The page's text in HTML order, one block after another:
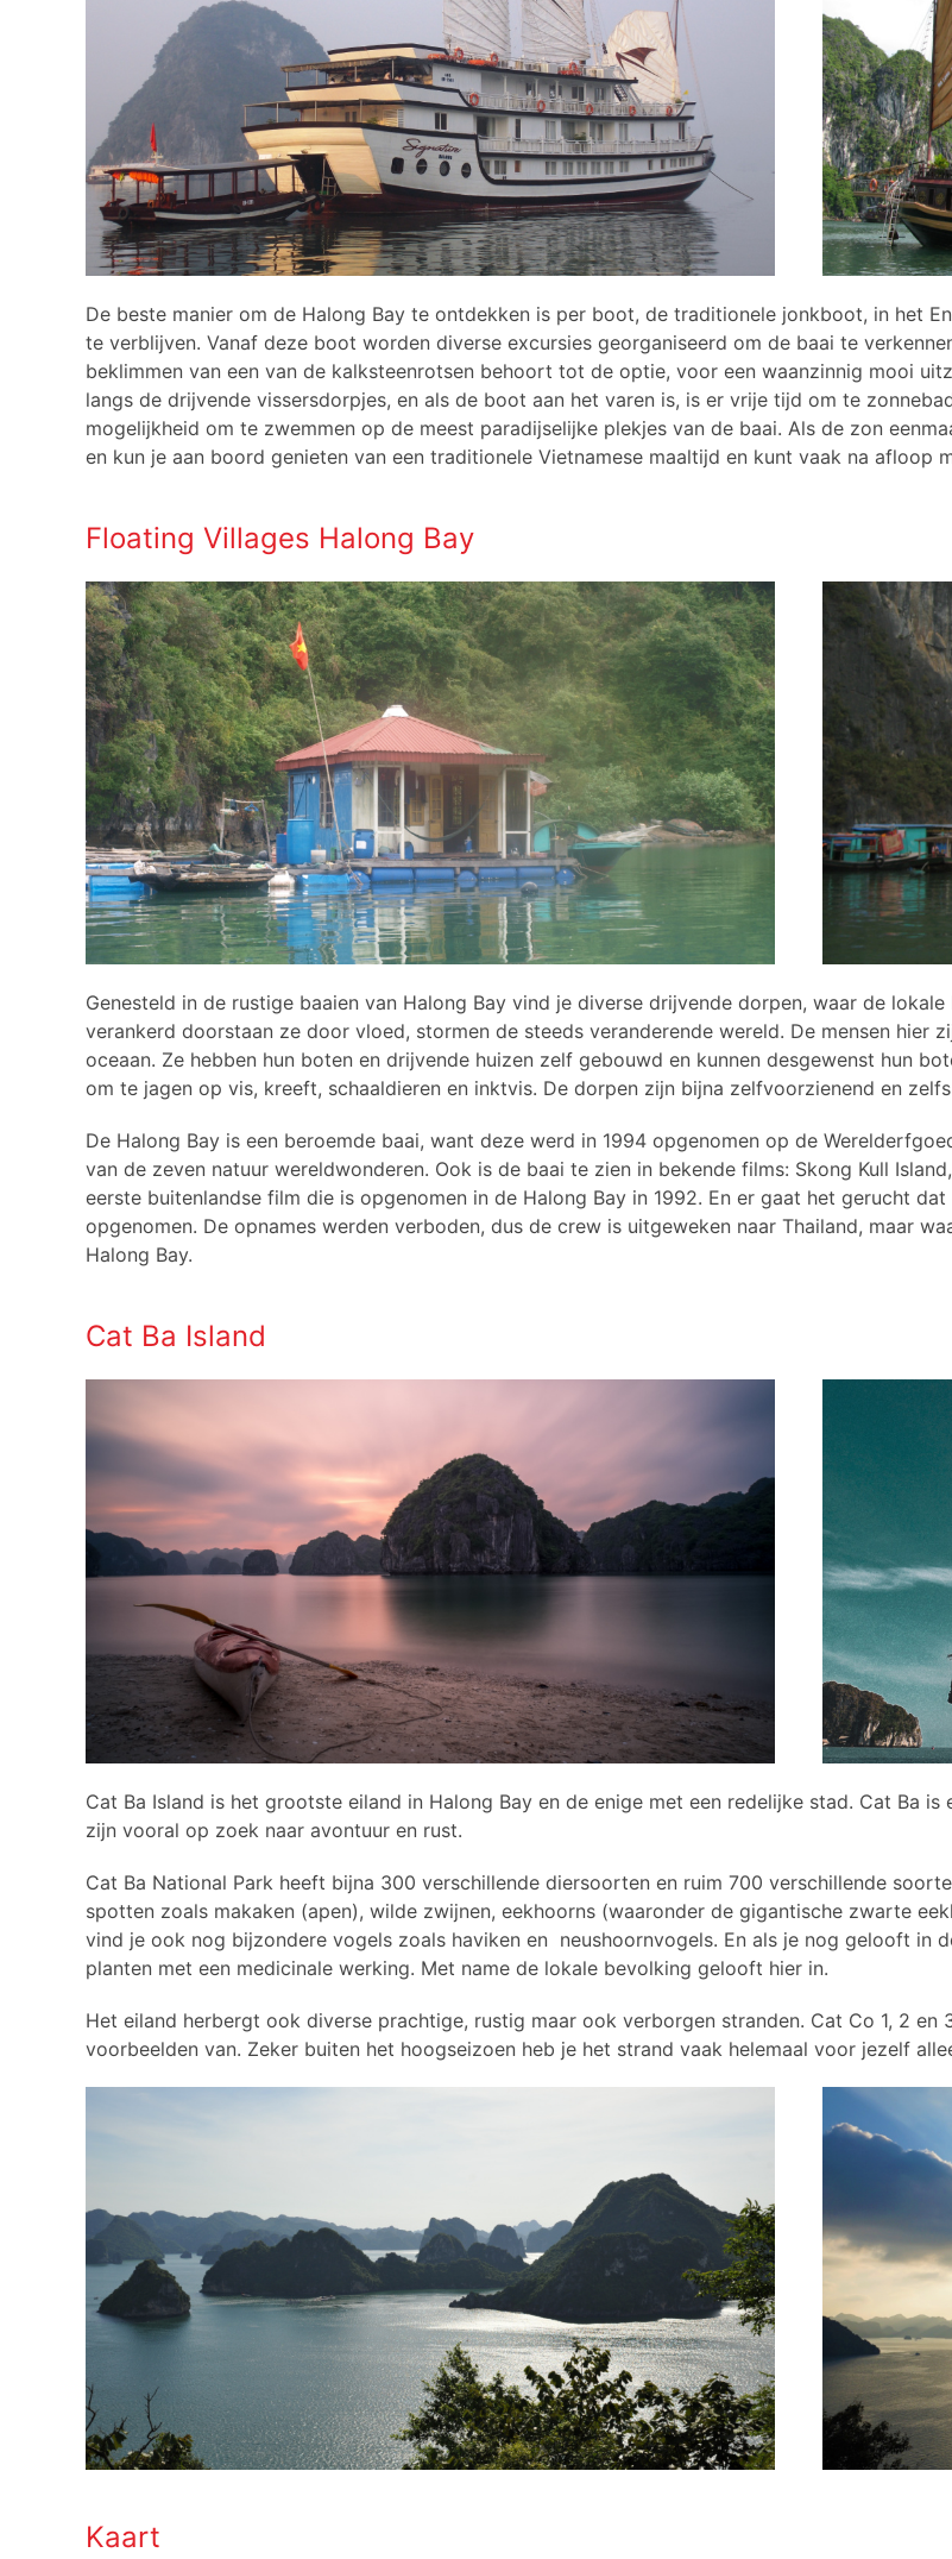
De beste manier om de Halong Bay te ontdekken is per boot, de traditionele jonkboot, in het
te verblijven. Vanaf deze boot worden diverse excursies georganiseerd om de baai te
beklimmen van een van de kalksteenrotsen behoort tot de optie, voor een waanzinnig mooi
langs de drijvende vissersdorpjes, en als de boot aan het varen is, is er vrije tijd om te
mogelijkheid om te zwemmen op de meest paradijselijke plekjes van de baai. Als de zon
en kun je aan boord genieten van een traditionele Vietnamese maaltijd en kunt vaak na afloop
Floating Villages Halong Bay
Genesteld in de rustige baaien van Halong Bay vind je diverse drijvende dorpen, waar de
verankerd doorstaan ​​ze door vloed, stormen de steeds veranderende wereld. De mensen hier
oceaan. Ze hebben hun boten en drijvende huizen zelf gebouwd en kunnen desgewenst hun
om te jagen op vis, kreeft, schaaldieren en inktvis. De dorpen zijn bijna zelfvoorzienend en
De Halong Bay is een beroemde baai, want deze werd in 1994 opgenomen op de
van de zeven natuur wereldwonderen. Ook is de baai te zien in bekende films: Skong Kull
eerste buitenlandse film die is opgenomen in de Halong Bay in 1992. En er gaat het gerucht
opgenomen. De opnames werden verboden, dus de crew is uitgeweken naar Thailand, maar
Halong Bay.
Cat Ba Island
Cat Ba Island is het grootste eiland in Halong Bay en de enige met een redelijke stad. Cat Ba
zijn vooral op zoek naar avontuur en rust.
Cat Ba National Park heeft bijna 300 verschillende diersoorten en ruim 700 verschillende
spotten zoals makaken (apen), wilde zwijnen, eekhoorns (waaronder de gigantische zwarte
vind je ook nog bijzondere vogels zoals haviken en neushoornvogels. En als je nog gelooft in
planten met een medicinale werking. Met name de lokale bevolking gelooft hier in.
Het eiland herbergt ook diverse prachtige, rustig maar ook verborgen stranden. Cat Co 1, 2 en
voorbeelden van. Zeker buiten het hoogseizoen heb je het strand vaak helemaal voor jezelf
Kaart